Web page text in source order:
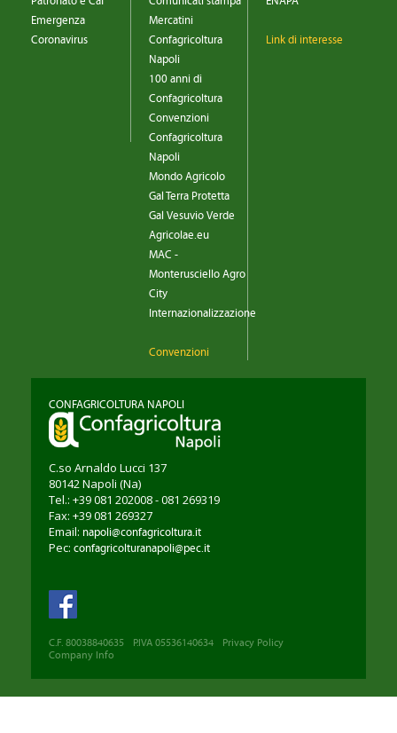
Emergenza
Coronavirus
Mercatini
Confagricoltura
Napoli
100 anni di
Confagricoltura
Convenzioni
Confagricoltura
Napoli
Mondo Agricolo
Gal Terra Protetta
Gal Vesuvio Verde
Agricolae.eu
MAC -
Monterusciello Agro
City
Internazionalizzazione
Convenzioni
Link di interesse
CONFAGRICOLTURA NAPOLI
C.so Arnaldo Lucci 137
80142Napoli (Na)
Tel.: +39 081 202008 - 081 269319
Fax: +39 081 269327
Email: napoli@confagricoltura.it
Pec: confagricolturanapoli@pec.it
C.F. 80038840635 P.IVA 05536140634
Privacy Policy
Company Info